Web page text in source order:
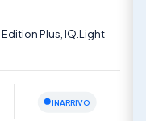
Edition Plus, IQ.Light
INARRIVO